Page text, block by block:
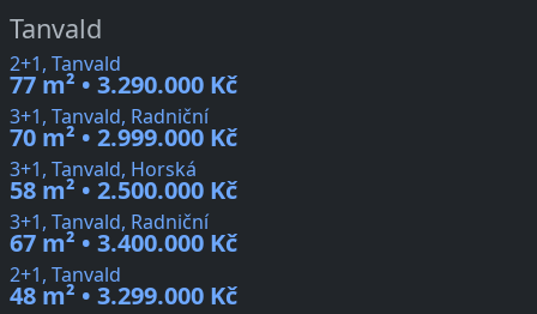
Tanvald
2+1, Tanvald
77 m² • 3.290.000 Kč
3+1, Tanvald, Radniční
70 m² • 2.999.000 Kč
3+1, Tanvald, Horská
58 m² • 2.500.000 Kč
3+1, Tanvald, Radniční
67 m² • 3.400.000 Kč
2+1, Tanvald
48 m² • 3.299.000 Kč